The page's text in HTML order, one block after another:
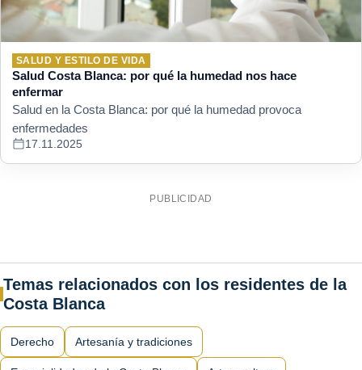
SALUD Y ESTILO DE VIDA
Salud Costa Blanca: por qué la humedad nos hace
enfermar
Salud en la Costa Blanca: por qué la humedad provoca
enfermedades
17.11.2025
PUBLICIDAD
Temas relacionados con los residentes de la
Costa Blanca
Derecho Artesanía y tradiciones